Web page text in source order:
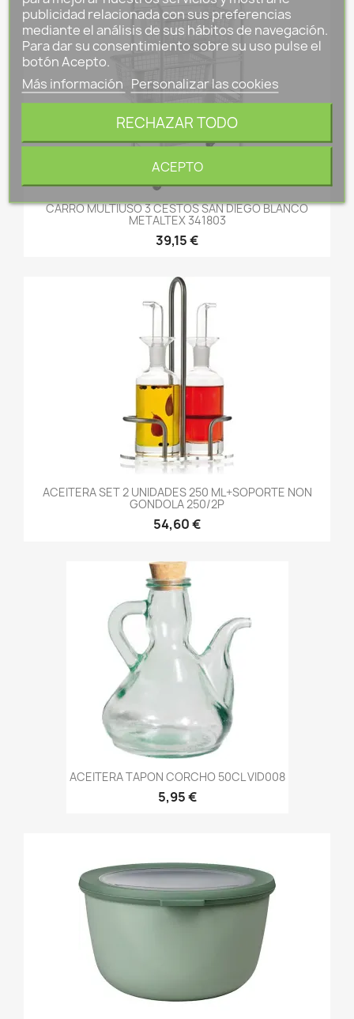
CARRO MULTIUSO 3 CESTOS SAN DIEGO BLANCO
METALTEX 341803
39,15 €
ACEITERA SET 2 UNIDADES 250 ML+SOPORTE NON
GONDOLA 250/2P
54,60 €
ACEITERA TAPON CORCHO 50CL VID008
5,95 €
publicidad relacionada con sus preferencias
mediante el análisis de sus hábitos de navegación.
Para dar su consentimiento sobre su uso pulse el
botón Acepto.
Más información Personalizar las cookies
RECHAZAR TODO
ACEPTO